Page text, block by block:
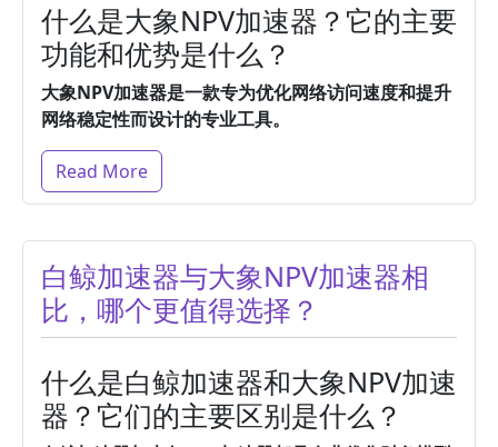
什么是大象NPV加速器？它的主要
功能和优势是什么？
大象NPV加速器是一款专为优化网络访问速度和提升
网络稳定性而设计的专业工具。
Read More
白鲸加速器与大象NPV加速器相
比，哪个更值得选择？
什么是白鲸加速器和大象NPV加速
器？它们的主要区别是什么？